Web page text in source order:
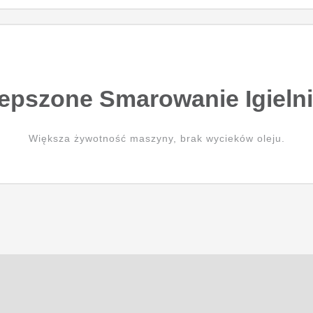
Smarowanie
Większa żywotność maszyny, brak wycieków oleju.